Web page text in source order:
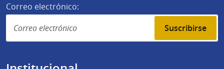
Correo electrónico:
Suscribirse